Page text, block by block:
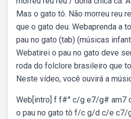
Mas o gato tô. Não morreu reu
que o gato deu. Webaprenda a
pau no gato (tab) (músicas
Webatirei o pau no gato deve
roda do folclore brasileiro que
Neste vídeo, você ouvirá a
Web[intro] f f#° c/g e7/g# am7
o pau no gato tô f/c g/d c/e c7/